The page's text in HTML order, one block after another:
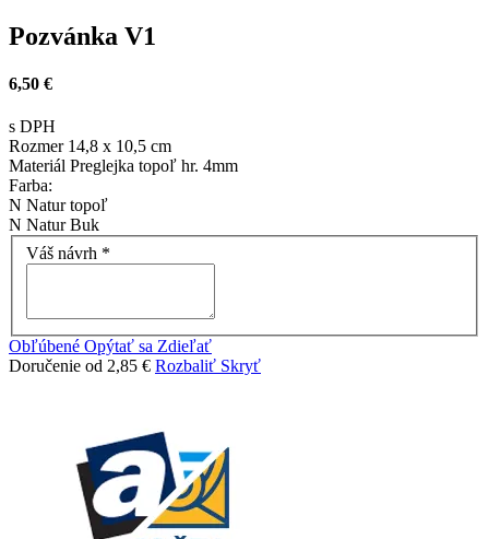
Pozvánka V1
6,50 €
s DPH
Rozmer 14,8 x 10,5 cm
Materiál Preglejka topoľ hr. 4mm
Farba:
N Natur topoľ
N Natur Buk
Váš návrh *
Obľúbené Opýtať sa Zdieľať
Doručenie od 2,85 € Rozbaliť Skryť